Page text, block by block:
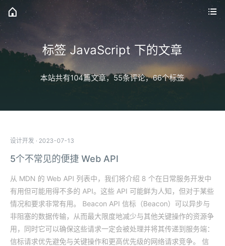
标签 JavaScript 下的文章
本站共有104篇文章，55条评论，66个标签
设计开发 · 2023-07-13
5个不常见的便捷 Web API
从 MDN 的 Web API 列表中，我们将介绍 8 个在日常服务开发中
有用但可能用得不多的 API。这些 API 可能鲜为人知，但对于某些
情况和要求非常有用。 Beacon API 信标（Beacon）可以异步与
非阻塞的数据传输，从而最大限度地减少与其他关键操作的资源争
用，同时它可以确保这些请求一定会被处理并将其传递到服务端：
信标请求优先避免与关键操作和更高优先级的网络请求竞争。 信